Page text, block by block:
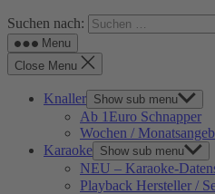
Suchen nach:
Menu
Close Menu
Knaller Show sub menu
Ab 1Euro Schnapper
Wochen /
Karaoke Show sub menu
NEU – Karaoke-
Playback Hersteller /